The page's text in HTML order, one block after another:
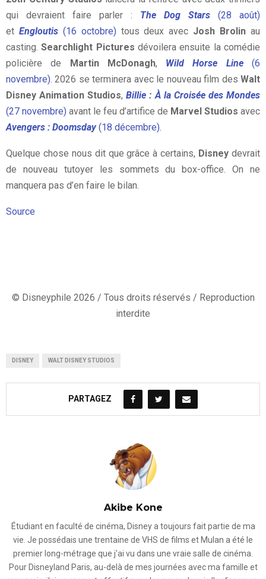
qui devraient faire parler : The Dog Stars (28 août)
et Engloutis(16 octobre)tous deux avec Josh Brolin au
casting.Searchlight Pictures dévoilera ensuite la comédie
policière de Martin McDonagh, Wild Horse Line(6
novembre). 2026 se terminera avec le nouveau film des Walt
Disney Animation Studios,Billie : À la Croisée des Mondes
(27 novembre) avant le feu d’artifice de Marvel Studios avec
Avengers : Doomsday(18 décembre).
Quelque chose nous dit que grâce à certains, Disney devrait
de nouveau tutoyer les sommets du box-office. On ne
manquera pas d’en faire le bilan.
Source
© Disneyphile 2026 / Tous droits réservés / Reproduction
interdite
DISNEY WALT DISNEY STUDIOS
PARTAGEZ
Akibe Kone
Étudiant en faculté de cinéma, Disney a toujours fait partie de ma
vie. Je possédais une trentaine de VHS de films et Mulan a été le
premier long-métrage que j'ai vu dans une vraie salle de cinéma.
Pour Disneyland Paris, au-delà de mes journées avec ma famille et